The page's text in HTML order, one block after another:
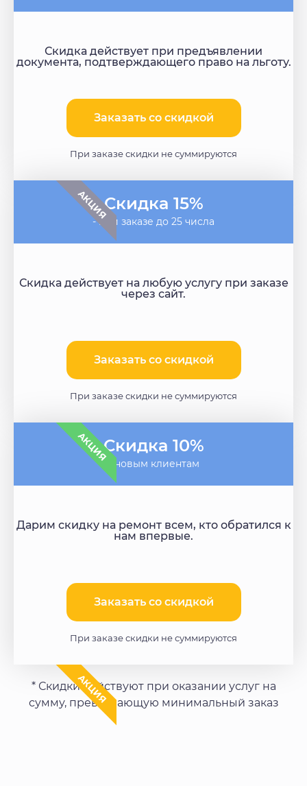
Скидка действует при предъявлении
документа, подтверждающего право на льготу.
Заказать со скидкой​
При заказе скидки не суммируются
АКЦИЯСкидка 15%
- при заказе до 25 числа
Скидка действует на любую услугу при заказе
через сайт.
Заказать со скидкой
При заказе скидки не суммируются
АКЦИЯСкидка 10%
- новым клиентам
Дарим скидку на ремонт всем, кто обратился к
нам впервые.
Заказать со скидкой​
При заказе скидки не суммируются
АКЦИЯ
* Скидки действуют при оказании услуг на
сумму, превышающую минимальный заказ